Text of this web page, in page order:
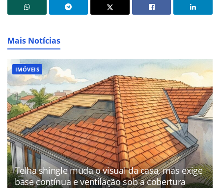
Mais Notícias
IMÓVEIS
Telha shingle muda o visual da casa, mas exige
base contínua e ventilação sob a cobertura